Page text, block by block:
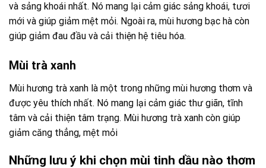
và sảng khoái nhất. Nó mang lại cảm giác sảng khoái, tươi
mới và giúp giảm mệt mỏi. Ngoài ra, mùi hương bạc hà còn
giúp giảm đau đầu và cải thiện hệ tiêu hóa.
Mùi trà xanh
Mùi hương trà xanh là một trong những mùi hương thơm và
được yêu thích nhất. Nó mang lại cảm giác thư giãn, tĩnh
tâm và cải thiện tâm trạng. Mùi hương trà xanh còn giúp
giảm căng thẳng, mệt mỏi
Những lưu ý khi chọn mùi tinh dầu nào thơm